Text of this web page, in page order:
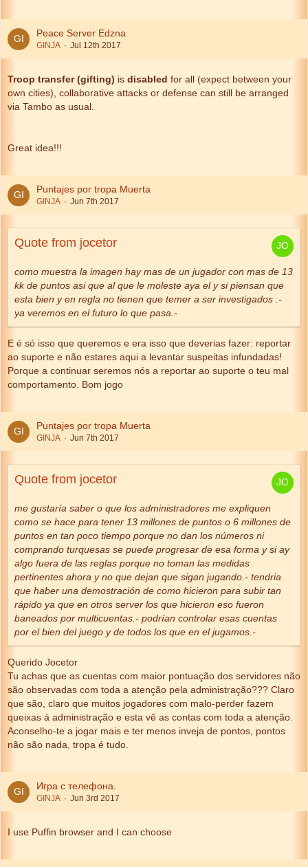
Peace Server Edzna
GINJA Jul 12th 2017
Troop transfer (gifting) is disabled for all (expect between your
own cities), collaborative attacks or defense can still be arranged
via Tambo as usual.
Great idea!!!
Puntajes por tropa Muerta
GINJA Jun 7th 2017
Quote from jocetor
como muestra la imagen hay mas de un jugador con mas de 13
kk de puntos asi que al que le moleste aya el y si piensan que
esta bien y en regla no tienen que temer a ser investigados .-
ya veremos en el futuro lo que pasa.-
E é só isso que queremos e era isso que deverias fazer: reportar
ao suporte e não estares aqui a levantar suspeitas infundadas!
Porque a continuar seremos nós a reportar ao suporte o teu mal
comportamento. Bom jogo
Puntajes por tropa Muerta
GINJA Jun 7th 2017
Quote from jocetor
me gustaría saber o que los administradores me expliquen
como se hace para tener 13 millones de puntos o 6 millones de
puntos en tan poco tiempo porque no dan los números ni
comprando turquesas se puede progresar de esa forma y si ay
algo fuera de las reglas porque no toman las medidas
pertinentes ahora y no que dejan que sigan jugando.- tendria
que haber una demostración de como hicieron para subir tan
rápido ya que en otros server los que hicieron eso fueron
baneados por multicuentas.- podrían controlar esas cuentas
por el bien del juego y de todos los que en el jugamos.-
Querido Jocetor
Tu achas que as cuentas com maior pontuação dos servidores não
são observadas com toda a atenção pela administração??? Claro
que são, claro que muitos jogadores com malo-perder fazem
queixas á administração e esta vê as contas com toda a atenção.
Aconselho-te a jogar mais e ter menos inveja de pontos, pontos
não são nada, tropa é tudo.
Игра с телефона.
GINJA Jun 3rd 2017
I use Puffin browser and I can choose